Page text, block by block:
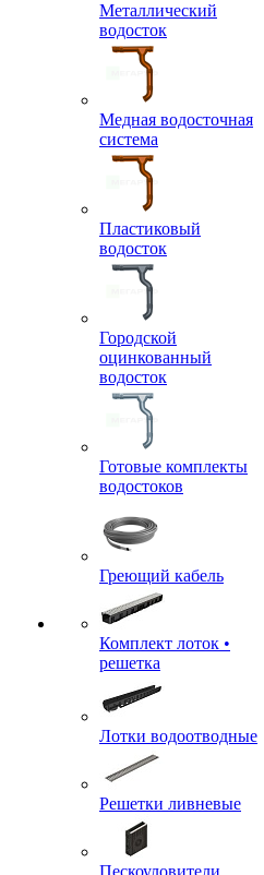
Металлический
водосток
Медная водосточная
система
Пластиковый
водосток
Городской
оцинкованный
водосток
Готовые комплекты
водостоков
Греющий кабель
Комплект лоток •
решетка
Лотки водоотводные
Решетки ливневые
Пескоуловители